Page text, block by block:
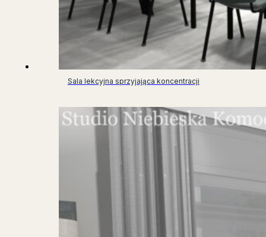
Sala lekcyjna sprzyjająca koncentracji